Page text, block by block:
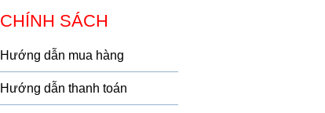
CHÍNH SÁCH
Hướng dẫn mua hàng
Hướng dẫn thanh toán